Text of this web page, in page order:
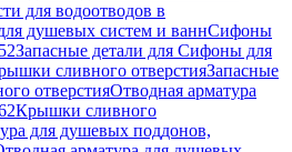
для водоотводов в
душевых систем и ваннСифоны
Запасные детали для Сифоны для
сливного отверстияЗапасные
отверстияОтводная арматура
Крышки сливного
для душевых поддонов,